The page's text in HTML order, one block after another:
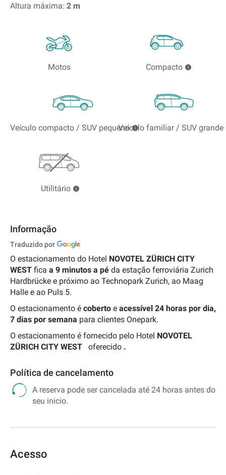
Altura máxima: 2 m
Motos Compacto
Veículo compacto / SUV pequenoVeículo familiar / SUV grande
Utilitário
Informação
Traduzido por
O estacionamento do Hotel NOVOTEL ZÜRICH CITY
WEST fica a 9 minutos a pé da estação ferroviária Zurich
Hardbrücke e próximo ao Technopark Zurich, ao Maag
Halle e ao Puls 5.
O estacionamento é coberto e acessível 24 horas por dia,
7 dias por semana para clientes Onepark.
O estacionamento é fornecido pelo Hotel NOVOTEL
ZÜRICH CITY WEST
oferecido .
Política de cancelamento
A reserva pode ser cancelada até 24 horas antes do
seu inicio.
Acesso